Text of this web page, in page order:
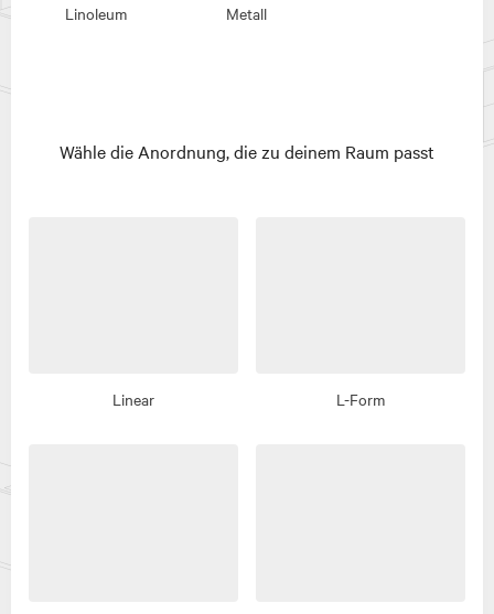
Linoleum Metall
Wähle die Anordnung, die zu deinem Raum passt
Linear L-Form